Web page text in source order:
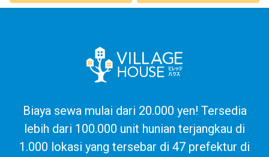
Biaya sewa mulai dari 20.000 yen! Tersedia
lebih dari 100.000 unit hunian terjangkau di
1.000 lokasi yang tersebar di 47 prefektur di